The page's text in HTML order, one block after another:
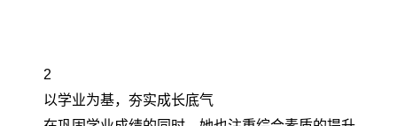
2
以学业为基，夯实成长底气